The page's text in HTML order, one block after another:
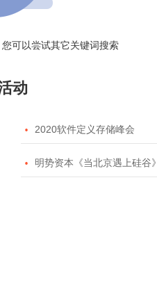
可以尝试其它关键词搜索
动
 2020软件定义存储峰会
 明势资本《当北京遇上硅谷》系列之